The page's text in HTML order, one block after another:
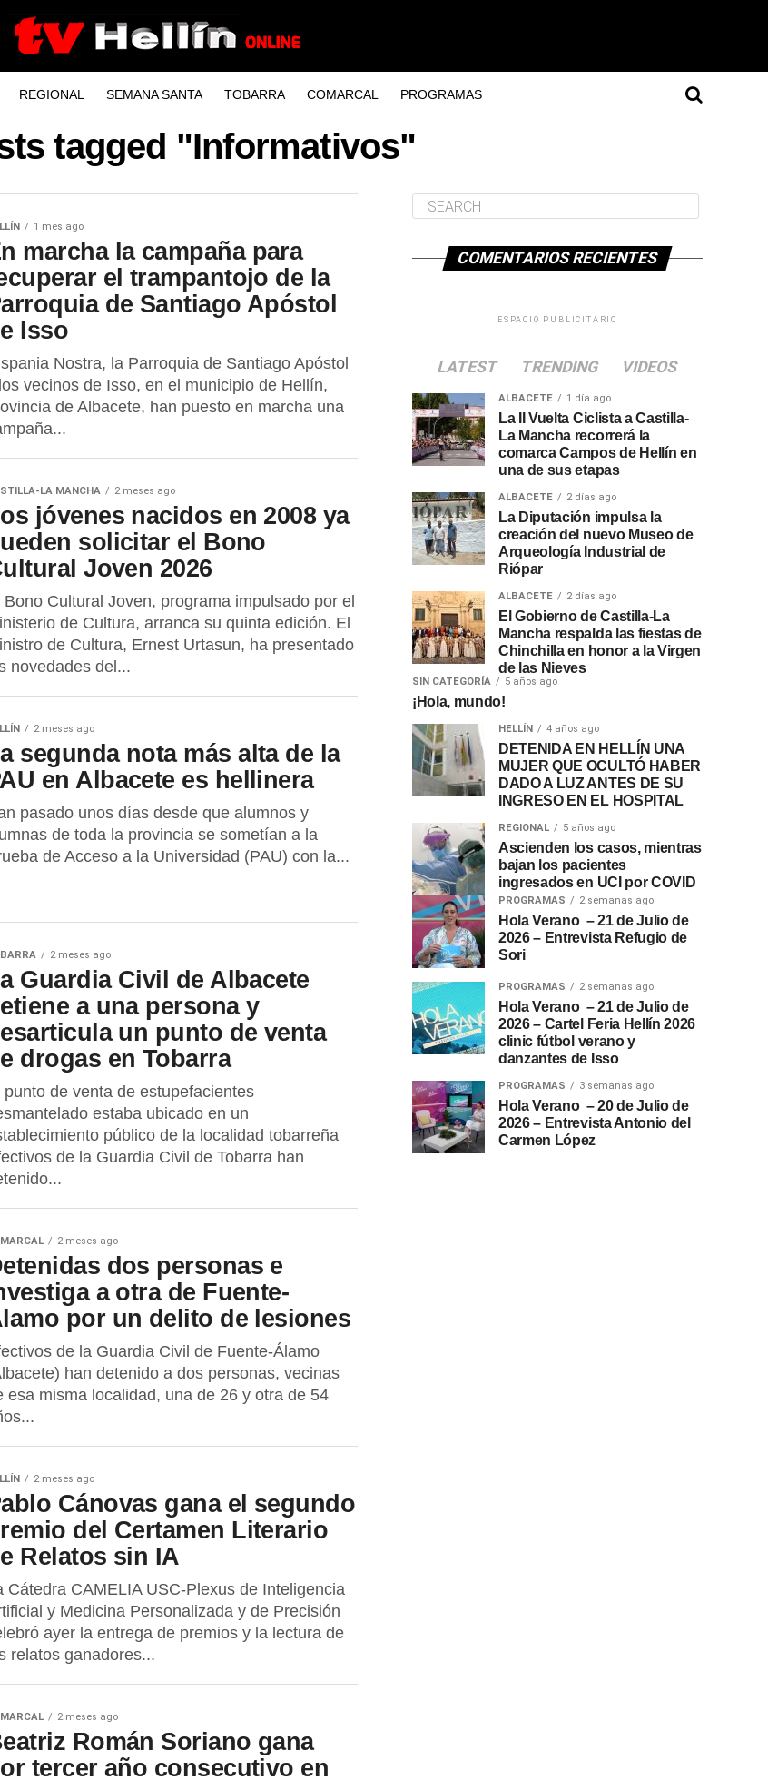
REGIONAL SEMANA SANTA TOBARRA COMARCAL PROGRAMAS
tagged "Informativos"
1 mes ago
marcha la campaña para
el trampantojo de la
de Santiago Apóstol
Isso
Nostra, la Parroquia de Santiago Apóstol
vecinos de Isso, en el municipio de Hellín,
de Albacete, han puesto en marcha una
LA MANCHA 2 meses ago
jóvenes nacidos en 2008 ya
solicitar el Bono
Joven 2026
Bono Cultural Joven, programa impulsado por el
de Cultura, arranca su quinta edición. El
de Cultura, Ernest Urtasun, ha presentado
novedades del...
2 meses ago
segunda nota más alta de la
en Albacete es hellinera
pasado unos días desde que alumnos y
de toda la provincia se sometían a la
de Acceso a la Universidad (PAU) con la...
2 meses ago
Guardia Civil de Albacete
a una persona y
un punto de venta
drogas en Tobarra
punto de venta de estupefacientes
estaba ubicado en un
público de la localidad tobarreña
de la Guardia Civil de Tobarra han
2 meses ago
dos personas e
a otra de Fuente-
por un delito de lesiones
de la Guardia Civil de Fuente-Álamo
han detenido a dos personas, vecinas
esa misma localidad, una de 26 y otra de 54
2 meses ago
Cánovas gana el segundo
del Certamen Literario
Relatos sin IA
Cátedra CAMELIA USC-Plexus de Inteligencia
y Medicina Personalizada y de Precisión
ayer la entrega de premios y la lectura de
relatos ganadores...
2 meses ago
Román Soriano gana
tercer año consecutivo en
COMENTARIOS RECIENTES
ESPACIO PUBLICITARIO
LATEST TRENDING VIDEOS
ALBACETE 1 día ago
La II Vuelta Ciclista a Castilla-
La Mancha recorrerá la
comarca Campos de Hellín en
una de sus etapas
ALBACETE 2 días ago
La Diputación impulsa la
creación del nuevo Museo de
Arqueología Industrial de
Riópar
ALBACETE 2 días ago
El Gobierno de Castilla-La
Mancha respalda las fiestas de
Chinchilla en honor a la Virgen
de las Nieves
SIN CATEGORÍA 5 años ago
¡Hola, mundo!
HELLÍN 4 años ago
DETENIDA EN HELLÍN UNA
MUJER QUE OCULTÓ HABER
DADO A LUZ ANTES DE SU
INGRESO EN EL HOSPITAL
REGIONAL 5 años ago
Ascienden los casos, mientras
bajan los pacientes
ingresados en UCI por COVID
PROGRAMAS 2 semanas ago
Hola Verano – 21 de Julio de
2026 – Entrevista Refugio de
Sori
PROGRAMAS 2 semanas ago
Hola Verano – 21 de Julio de
2026 – Cartel Feria Hellín 2026
clinic fútbol verano y
danzantes de Isso
PROGRAMAS 3 semanas ago
Hola Verano – 20 de Julio de
2026 – Entrevista Antonio del
Carmen López